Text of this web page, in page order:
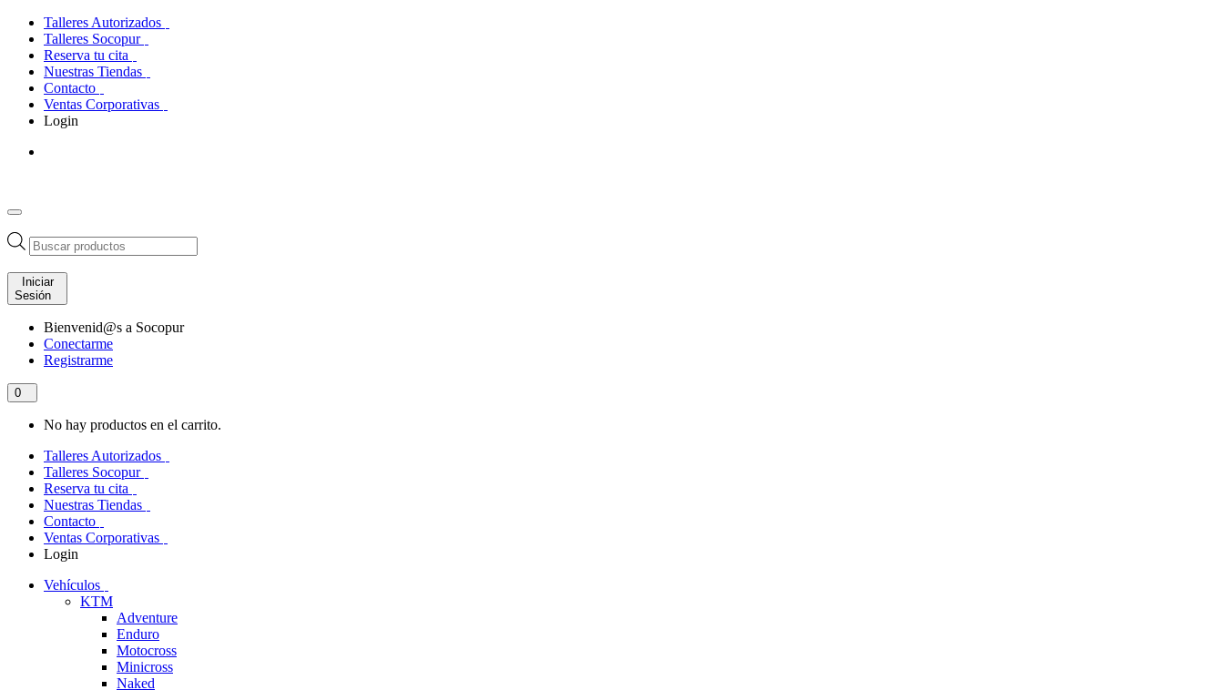
Talleres Autorizados
Talleres Socopur
Reserva tu cita
Nuestras Tiendas
Contacto
Ventas Corporativas
Login
Búsqueda
de
productos
Iniciar
Sesión
Bienvenid@s a Socopur
Conectarme
Registrarme
0
No hay productos en el carrito.
Talleres Autorizados
Talleres Socopur
Reserva tu cita
Nuestras Tiendas
Contacto
Ventas Corporativas
Login
Vehículos
KTM
Adventure
Enduro
Motocross
Minicross
Naked